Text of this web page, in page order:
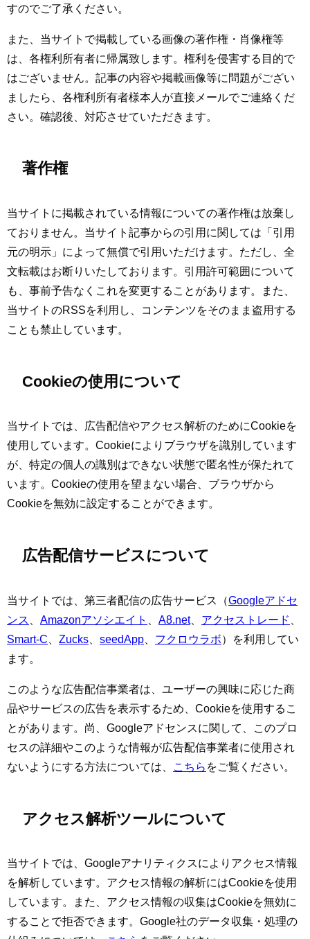
すのでご了承ください。
また、当サイトで掲載している画像の著作権・肖像権等
は、各権利所有者に帰属致します。権利を侵害する目的で
はございません。記事の内容や掲載画像等に問題がござい
ましたら、各権利所有者様本人が直接メールでご連絡くだ
さい。確認後、対応させていただきます。
著作権
当サイトに掲載されている情報についての著作権は放棄し
ておりません。当サイト記事からの引用に関しては「引用
元の明示」によって無償で引用いただけます。ただし、全
文転載はお断りいたしております。引用許可範囲について
も、事前予告なくこれを変更することがあります。また、
当サイトのRSSを利用し、コンテンツをそのまま盗用する
ことも禁止しています。
Cookieの使用について
当サイトでは、広告配信やアクセス解析のためにCookieを
使用しています。Cookieによりブラウザを識別しています
が、特定の個人の識別はできない状態で匿名性が保たれて
います。Cookieの使用を望まない場合、ブラウザから
Cookieを無効に設定することができます。
広告配信サービスについて
当サイトでは、第三者配信の広告サービス（Googleアドセ
ンス
Amazonアソシエイト A8.net、 アクセストレード
Smart-C
Zucks seedApp フクロウラボ）を利用してい
ます。
このような広告配信事業者は、ユーザーの興味に応じた商
品やサービスの広告を表示するため、Cookieを使用するこ
とがあります。尚、Googleアドセンスに関して、このプロ
セスの詳細やこのような情報が広告配信事業者に使用され
ないようにする方法については、
こちら をご覧ください。
アクセス解析ツールについて
当サイトでは、Googleアナリティクスによりアクセス情報
を解析しています。アクセス情報の解析にはCookieを使用
しています。また、アクセス情報の収集はCookieを無効に
することで拒否できます。Google社のデータ収集・処理の